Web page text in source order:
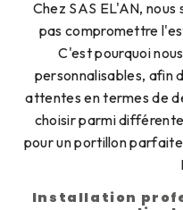
Chez SAS EL'AN,
pas compromettre
C'est pourquoi
personnalisables, afin
attentes en termes de
choisir parmi
pour un portillon
Installation